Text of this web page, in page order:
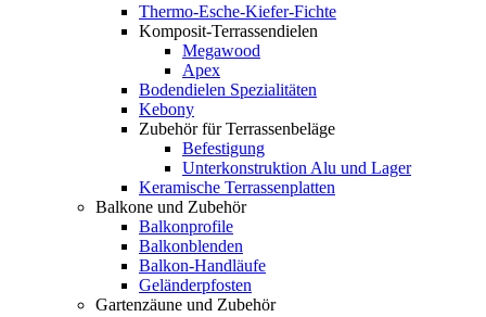
Thermo-Esche-Kiefer-Fichte
Komposit-Terrassendielen
Megawood
Apex
Bodendielen Spezialitäten
Kebony
Zubehör für Terrassenbeläge
Befestigung
Unterkonstruktion Alu und Lager
Keramische Terrassenplatten
Balkone und Zubehör
Balkonprofile
Balkonblenden
Balkon-Handläufe
Geländerpfosten
Gartenzäune und Zubehör